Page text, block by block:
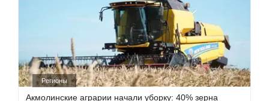
Регионы
Акмолинские аграрии начали уборку: 40% зерна